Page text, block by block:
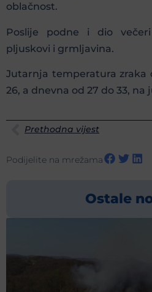
oblačnost.
Poslije podne i dio
pljuskovi i grmljavina.
Jutarnja temperatura zraka
26, a dnevna od 27 do 33, na
Prethodna vijest
Podijelite na mrežama
Ostale